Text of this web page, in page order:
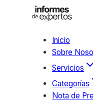
Inicio
Sobre
Servicios
Categorías
Nota de